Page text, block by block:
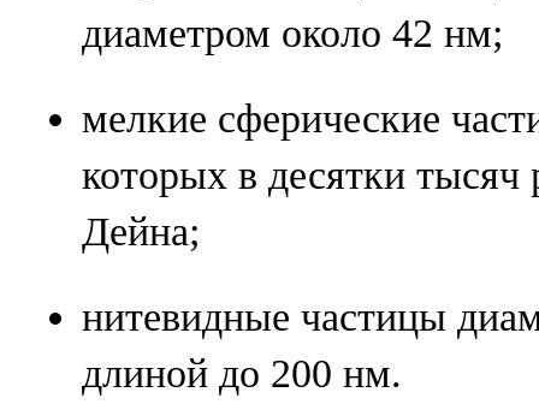
диаметром около 42 нм;
мелкие сферические
которых в десятки
Дейна;
нитевидные частицы
длиной до 200 нм.